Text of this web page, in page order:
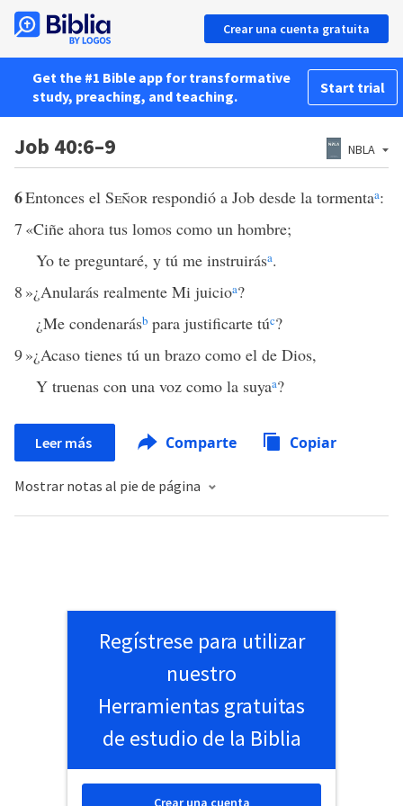
Crear una cuenta gratuita
Get the #1 Bible app for transformative
study, preaching, and teaching.
Start trial
Job 40:6–9 NBLA
6Entonces el Señor respondió a Job desde la tormentaa:
7 «Ciñe ahora tus lomos como un hombre;
Yo te preguntaré, y tú me instruirása.
8 »¿Anularás realmente Mi juicioa?
¿Me condenarásb para justificarte túc?
9»¿Acaso tienes tú un brazo como el de Dios,
Y truenas con una voz como la suyaa?
Leer más Comparte Copiar
Mostrar notas al pie de página
Regístrese para utilizar
nuestro
Herramientas gratuitas
de estudio de la Biblia
Crear una cuenta